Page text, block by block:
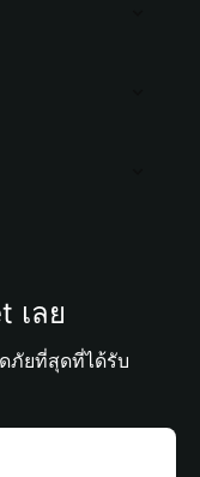
เลย
ภัยที่สุดที่ได้รับ